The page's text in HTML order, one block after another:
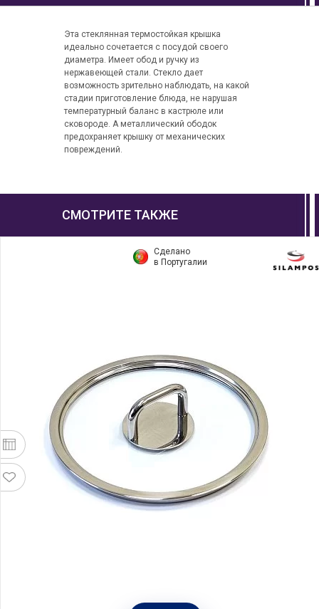
Эта стеклянная термостойкая крышка
идеально сочетается с посудой своего
диаметра. Имеет обод и ручку из
нержавеющей стали. Стекло дает
возможность зрительно наблюдать, на какой
стадии приготовление блюда, не нарушая
температурный баланс в кастрюле или
сковороде. А металлический ободок
предохраняет крышку от механических
повреждений.
СМОТРИТЕ ТАКЖЕ
Сделано
в Португалии